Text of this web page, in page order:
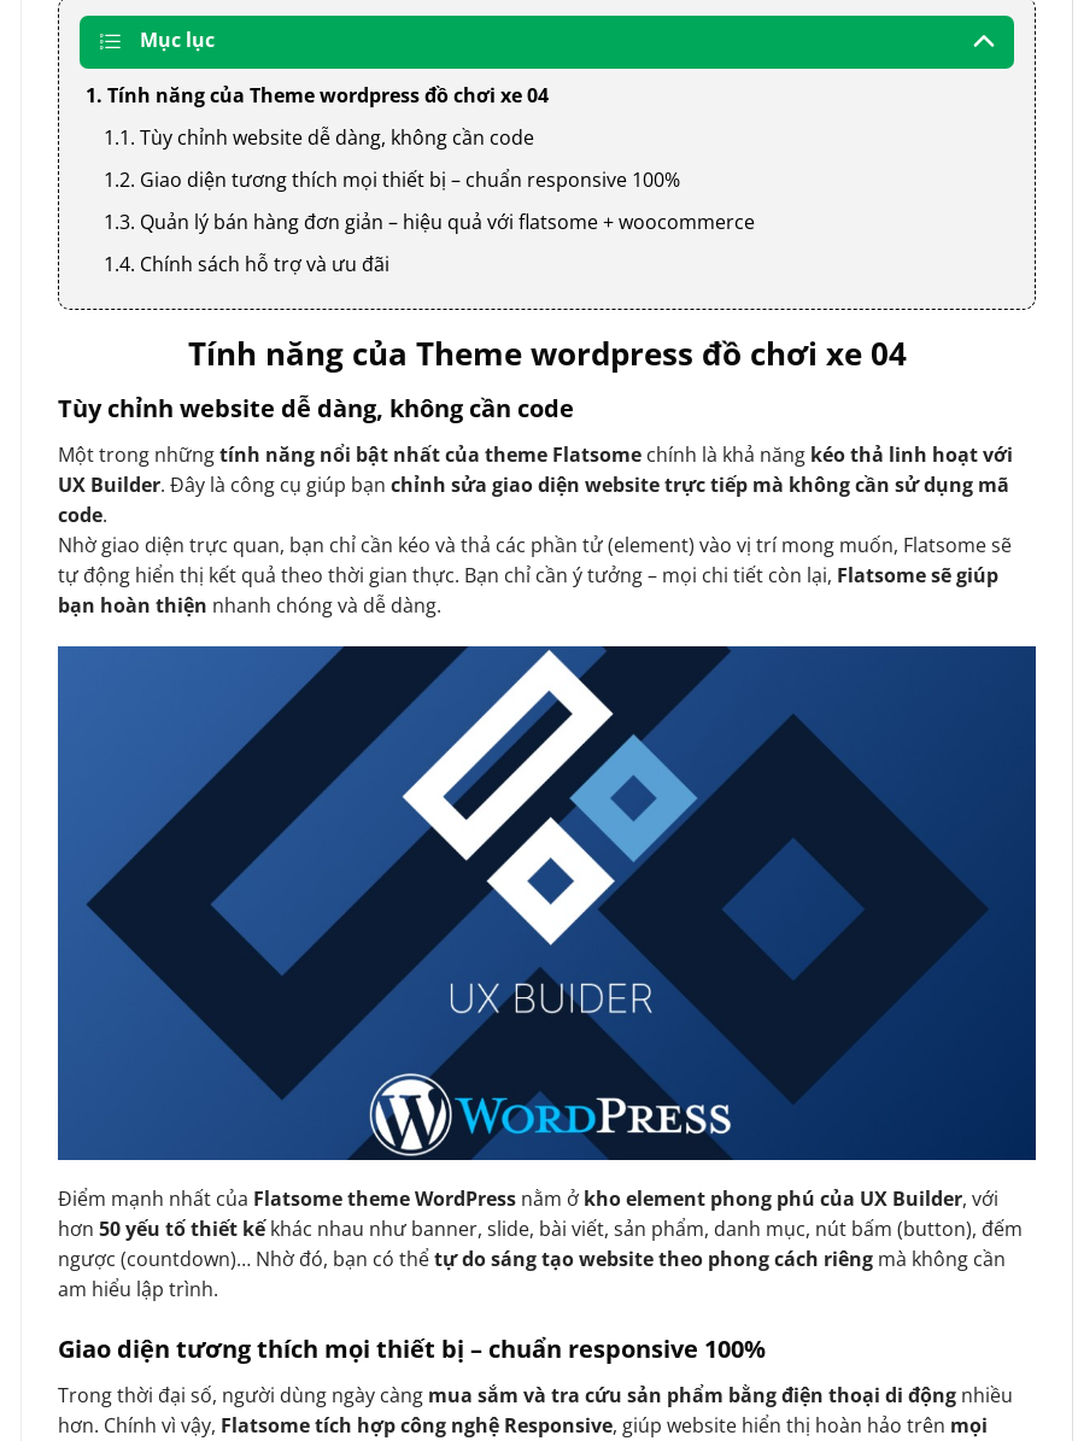
Mục lục
1. Tính năng của Theme wordpress đồ chơi xe 04
1.1. Tùy chỉnh website dễ dàng, không cần code
1.2. Giao diện tương thích mọi thiết bị – chuẩn responsive 100%
1.3. Quản lý bán hàng đơn giản – hiệu quả với flatsome + woocommerce
1.4. Chính sách hỗ trợ và ưu đãi
Tính năng của Theme wordpress đồ chơi xe 04
Tùy chỉnh website dễ dàng, không cần code
Một trong nhữngtính năng nổi bật nhất của theme Flatsome chính là khả năng kéo thả linh hoạt với
UX Builder. Đây là công cụ giúp bạn chỉnh sửa giao diện website trực tiếp mà không cần sử dụng mã
code.
Nhờ giao diện trực quan, bạn chỉ cần kéo và thả các phần tử (element) vào vị trí mong muốn, Flatsome sẽ
tự động hiển thị kết quả theo thời gian thực. Bạn chỉ cần ý tưởng – mọi chi tiết còn lại, Flatsome sẽ giúp
bạn hoàn thiện nhanh chóng và dễ dàng.
Điểm mạnh nhất của Flatsome theme WordPress nằm ở kho element phong phú của UX Builder, với
hơn 50 yếu tố thiết kếkhác nhau như banner, slide, bài viết, sản phẩm, danh mục, nút bấm (button), đếm
ngược (countdown)… Nhờ đó, bạn có thểtự do sáng tạo website theo phong cách riêng mà không cần
am hiểu lập trình.
Giao diện tương thích mọi thiết bị – chuẩn responsive 100%
Trong thời đại số, người dùng ngày càng mua sắm và tra cứu sản phẩm bằng điện thoại di động nhiều
hơn. Chính vì vậy, Flatsome tích hợp công nghệ Responsive, giúp website hiển thị hoàn hảo trên mọi